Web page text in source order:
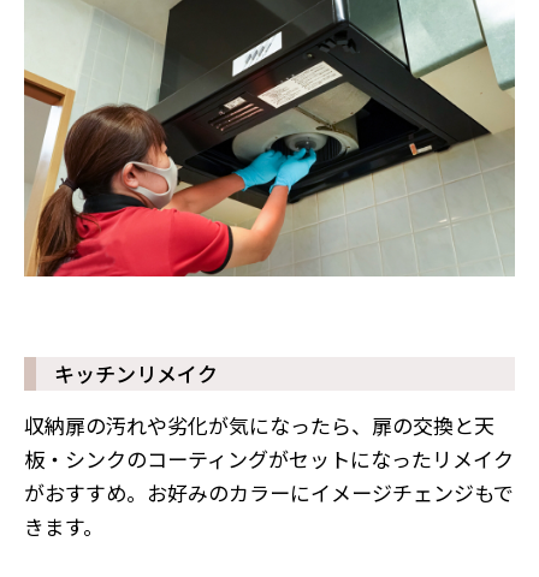
キッチンリメイク
収納扉の汚れや劣化が気になったら、扉の交換と天
板・シンクのコーティングがセットになったリメイク
がおすすめ。お好みのカラーにイメージチェンジもで
きます。